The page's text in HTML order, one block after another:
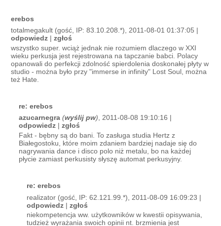
erebos
totalmegakult (gość, IP: 83.10.208.*), 2011-08-01 01:37:05 |
odpowiedz |zgłoś
wszystko super. wciąż jednak nie rozumiem dlaczego w XXI
wieku perkusja jest rejestrowana na tapczanie babci. Polacy
opanowali do perfekcji zdolność spierdolenia doskonałej płyty w
studio - można było przy "immerse in infinity" Lost Soul, można
też Hate.
re: erebos
azucarnegra (wyślij pw), 2011-08-08 19:10:16 |
odpowiedz |zgłoś
Fakt - bębny są do bani. To zasługa studia Hertz z
Białegostoku, które moim zdaniem bardziej nadaje się do
nagrywania dance i disco polo niż metalu, bo na każdej
płycie zamiast perkusisty słyszę automat perkusyjny.
re: erebos
realizator (gość, IP: 62.121.99.*), 2011-08-09 16:09:23 |
odpowiedz |zgłoś
niekompetencja ww. użytkowników w kwestii opisywania,
tudzież wyrażania swoich opinii nt. brzmienia jest